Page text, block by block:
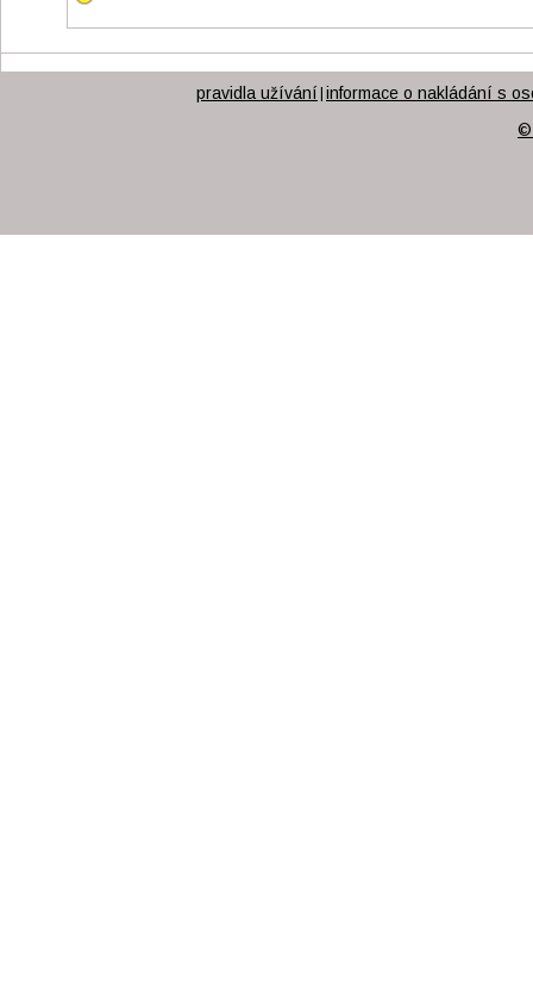
pravidla užívání | informace o nakládání s
©